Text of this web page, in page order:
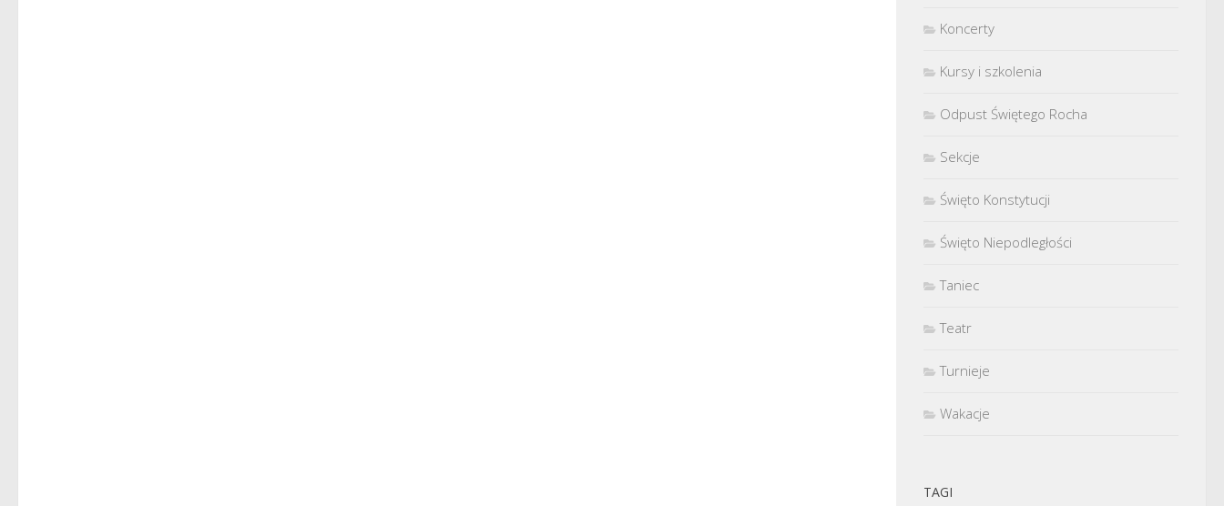
Koncerty
Kursy i szkolenia
Odpust Świętego Rocha
Sekcje
Święto Konstytucji
Święto Niepodległości
Taniec
Teatr
Turnieje
Wakacje
TAGI